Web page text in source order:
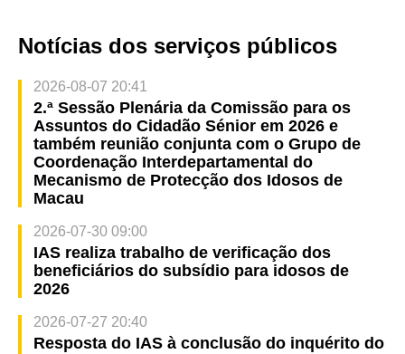
Notícias dos serviços públicos
2026-08-07 20:41
2.ª Sessão Plenária da Comissão para os
Assuntos do Cidadão Sénior em 2026 e
também reunião conjunta com o Grupo de
Coordenação Interdepartamental do
Mecanismo de Protecção dos Idosos de
Macau
2026-07-30 09:00
IAS realiza trabalho de verificação dos
beneficiários do subsídio para idosos de
2026
2026-07-27 20:40
Resposta do IAS à conclusão do inquérito do